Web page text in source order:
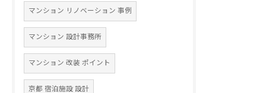
マンション リノベーション 事例
マンション 設計事務所
マンション 改装 ポイント
京都 宿泊施設 設計